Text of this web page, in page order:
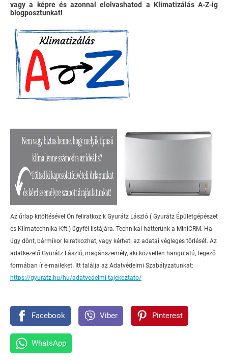
vagy a képre és azonnal elolvashatod a Klimatizálás A-Z-ig
blogposztunkat!
Az űrlap kitöltésével Ön feliratkozik Gyurátz László ( Gyurátz Épületgépészet
és Klímatechnika Kft.) ügyfél listájára. Technikai hátterünk a MiniCRM. Ha
úgy dönt, bármikor leiratkozhat, vagy kérheti az adatai végleges törlését. Az
adatkezelő Gyurátz László, magánszemély, aki közvetlen hangulatú, tegező
formában ír e-maileket. Itt találja az Adatvédelmi Szabályzatunkat:
https://gyuratz.hu/hu/adatvedelmi-tajekoztato/
Facebook Viber Pinterest
WhatsApp